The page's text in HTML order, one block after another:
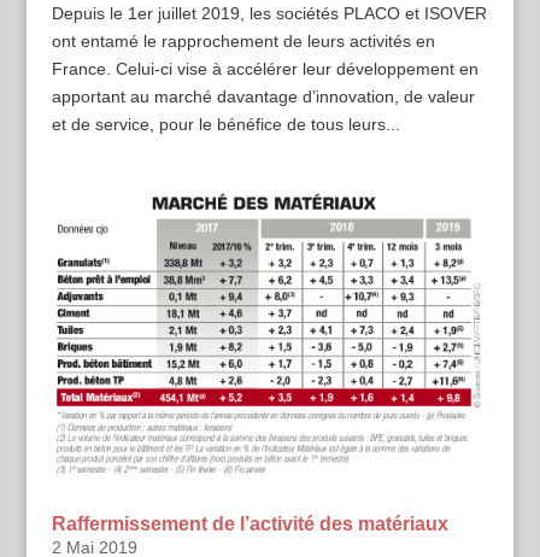
Depuis le 1er juillet 2019, les sociétés PLACO et ISOVER
ont entamé le rapprochement de leurs activités en
France. Celui-ci vise à accélérer leur développement en
apportant au marché davantage d’innovation, de valeur
et de service, pour le bénéfice de tous leurs...
Raffermissement de l’activité des matériaux
2 Mai 2019